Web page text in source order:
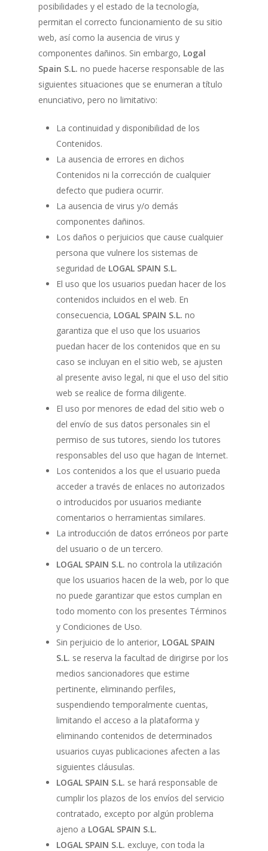
posibilidades y el estado de la tecnología,
permitan el correcto funcionamiento de su sitio
web, así como la ausencia de virus y
componentes dañinos. Sin embargo, Logal
Spain S.L.no puede hacerse responsable de las
siguientes situaciones que se enumeran a título
enunciativo, pero no limitativo:
La continuidad y disponibilidad de los
Contenidos.
La ausencia de errores en dichos
Contenidos ni la corrección de cualquier
defecto que pudiera ocurrir.
La ausencia de virus y/o demás
componentes dañinos.
Los daños o perjuicios que cause cualquier
persona que vulnere los sistemas de
seguridad de LOGAL SPAIN S.L.
El uso que los usuarios puedan hacer de los
contenidos incluidos en el web. En
consecuencia, LOGAL SPAIN S.L.no
garantiza que el uso que los usuarios
puedan hacer de los contenidos que en su
caso se incluyan en el sitio web, se ajusten
al presente aviso legal, ni que el uso del sitio
web se realice de forma diligente.
El uso por menores de edad del sitio web o
del envío de sus datos personales sin el
permiso de sus tutores, siendo los tutores
responsables del uso que hagan de Internet.
Los contenidos a los que el usuario pueda
acceder a través de enlaces no autorizados
o introducidos por usuarios mediante
comentarios o herramientas similares.
La introducción de datos erróneos por parte
del usuario o de un tercero.
LOGAL SPAIN S.L.no controla la utilización
que los usuarios hacen de la web, por lo que
no puede garantizar que estos cumplan en
todo momento con los presentes Términos
y Condiciones de Uso.
Sin perjuicio de lo anterior, LOGAL SPAIN
S.L. se reserva la facultad de dirigirse por los
medios sancionadores que estime
pertinente, eliminando perfiles,
suspendiendo temporalmente cuentas,
limitando el acceso a la plataforma y
eliminando contenidos de determinados
usuarios cuyas publicaciones afecten a las
siguientes cláusulas.
LOGAL SPAIN S.L. se hará responsable de
cumplir los plazos de los envíos del servicio
contratado, excepto por algún problema
ajeno a LOGAL SPAIN S.L.
LOGAL SPAIN S.L. excluye, con toda la